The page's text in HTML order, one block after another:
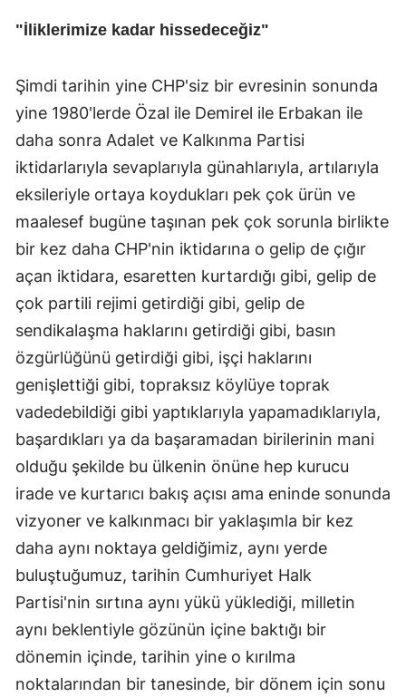
"İliklerimize kadar hissedeceğiz"
Şimdi tarihin yine CHP'siz bir evresinin sonunda
yine 1980'lerde Özal ile Demirel ile Erbakan ile
daha sonra Adalet ve Kalkınma Partisi
iktidarlarıyla sevaplarıyla günahlarıyla, artılarıyla
eksileriyle ortaya koydukları pek çok ürün ve
maalesef bugüne taşınan pek çok sorunla birlikte
bir kez daha CHP'nin iktidarına o gelip de çığır
açan iktidara, esaretten kurtardığı gibi, gelip de
çok partili rejimi getirdiği gibi, gelip de
sendikalaşma haklarını getirdiği gibi, basın
özgürlüğünü getirdiği gibi, işçi haklarını
genişlettiği gibi, topraksız köylüye toprak
vadedebildiği gibi yaptıklarıyla yapamadıklarıyla,
başardıkları ya da başaramadan birilerinin mani
olduğu şekilde bu ülkenin önüne hep kurucu
irade ve kurtarıcı bakış açısı ama eninde sonunda
vizyoner ve kalkınmacı bir yaklaşımla bir kez
daha aynı noktaya geldiğimiz, aynı yerde
buluştuğumuz, tarihin Cumhuriyet Halk
Partisi'nin sırtına aynı yükü yüklediği, milletin
aynı beklentiyle gözünün içine baktığı bir
dönemin içinde, tarihin yine o kırılma
noktalarından bir tanesinde, bir dönem için sonu